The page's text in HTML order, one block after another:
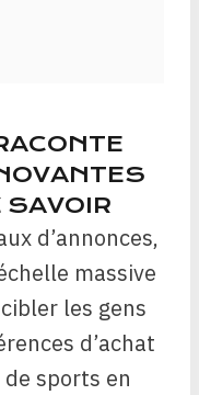
SAVOIR
d’annonces,
massive
les gens
d’achat
sports en